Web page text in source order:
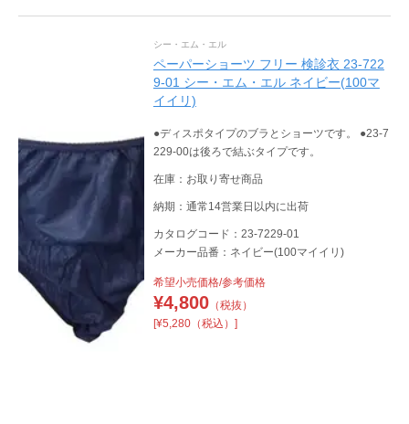
シー・エム・エル
ペーパーショーツ フリー 検診衣 23-722
9-01 シー・エム・エル ネイビー(100マ
イイリ)
●ディスポタイプのブラとショーツです。 ●23-7
229-00は後ろで結ぶタイプです。
在庫：お取り寄せ商品
納期：通常14営業日以内に出荷
カタログコード：23-7229-01
メーカー品番：ネイビー(100マイイリ)
希望小売価格/参考価格
¥4,800（税抜）
[¥5,280（税込）]